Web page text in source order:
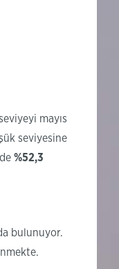
mayıs
seviyesine
%52,3
bulunuyor.